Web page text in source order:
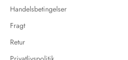
Handelsbetingelser
Fragt
Retur